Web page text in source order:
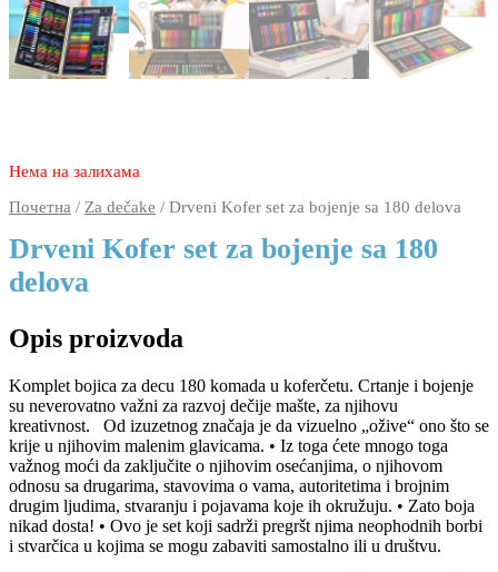
Нема на залихама
Почетна / Za dečake / Drveni Kofer set za bojenje sa 180 delova
Drveni Kofer set za bojenje sa 180
delova
Opis proizvoda
Komplet bojica za decu 180 komada u koferčetu. Crtanje i bojenje
su neverovatno važni za razvoj dečije mašte, za njihovu
kreativnost. Od izuzetnog značaja je da vizuelno „ožive“ ono što se
krije u njihovim malenim glavicama. • Iz toga ćete mnogo toga
važnog moći da zaključite o njihovim osećanjima, o njihovom
odnosu sa drugarima, stavovima o vama, autoritetima i brojnim
drugim ljudima, stvaranju i pojavama koje ih okružuju. • Zato boja
nikad dosta! • Ovo je set koji sadrži pregršt njima neophodnih borbi
i stvarčica u kojima se mogu zabaviti samostalno ili u društvu.